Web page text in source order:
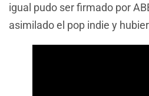
igual pudo ser firmado por
asimilado el pop indie y